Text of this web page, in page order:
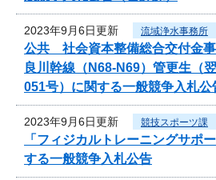
2023年9月6日更新 流域浄水事務所
公共 社会資本整備総合交付金
良川幹線（N68-N69）管更生（
051号）に関する一般競争入札公
2023年9月6日更新 競技スポーツ課
「フィジカルトレーニングサポ
する一般競争入札公告